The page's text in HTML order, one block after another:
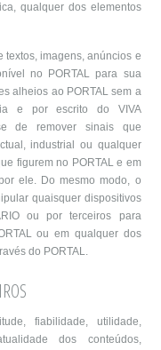
qualquer dos elementos
textos, imagens, anúncios e
no PORTAL para sua
alheios ao PORTAL sem a
e por escrito do VIVA
de remover sinais que
industrial ou qualquer
figurem no PORTAL e em
ele. Do mesmo modo, o
quaisquer dispositivos
ou por terceiros para
ou em qualquer dos
do PORTAL.
fiabilidade, utilidade,
dos conteúdos,